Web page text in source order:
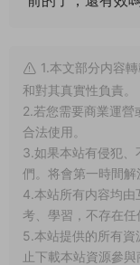
1.本文部分内容
和對其真實性負責。
2.若您需要商業運營
合法使用。
3.如果本站有侵犯、
們。将會第一時間解
4.本站所有内容均由
考、學習，不存在任
5.本站提供的所有資
止下載本站資源參